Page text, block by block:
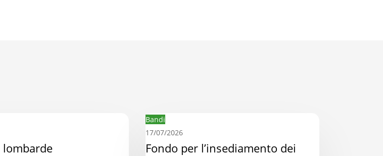
lombarde
Bandi
Fondo
per
l’insediamento
17/07/2026
Fondo per l’insediamento dei